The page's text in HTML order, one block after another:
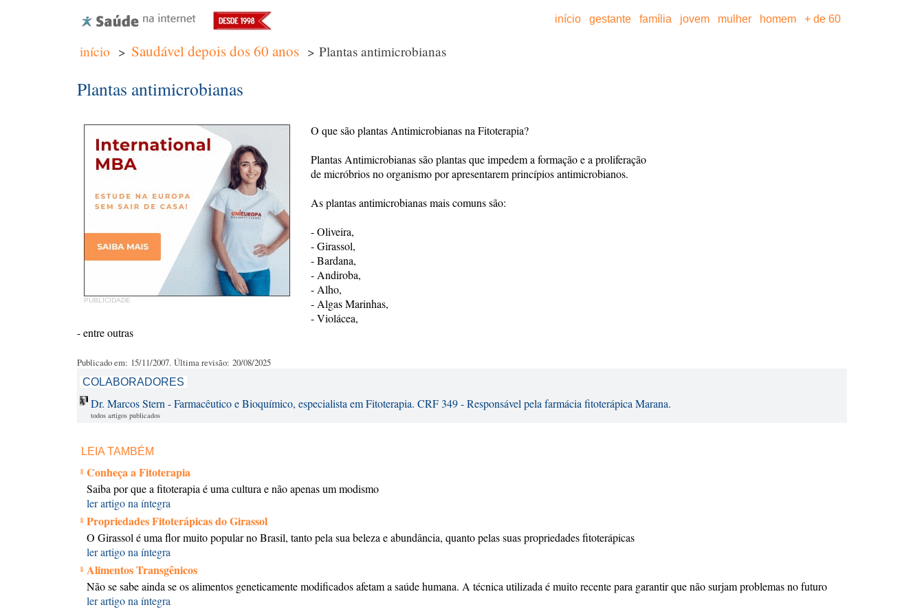
início gestante família jovem mulher homem + de 60
início > Saudável depois dos 60 anos > Plantas antimicrobianas
Plantas antimicrobianas
PUBLICIDADE
O que são plantas Antimicrobianas na Fitoterapia?
Plantas Antimicrobianas são plantas que impedem a formação e a proliferação
de micróbrios no organismo por apresentarem princípios antimicrobianos.
As plantas antimicrobianas mais comuns são:
- Oliveira,
- Girassol,
- Bardana,
- Andiroba,
- Alho,
- Algas Marinhas,
- Violácea,
- entre outras
Publicado em: 15/11/2007. Última revisão: 20/08/2025
COLABORADORES
Dr. Marcos Stern - Farmacêutico e Bioquímico, especialista em Fitoterapia. CRF 349 - Responsável pela farmácia fitoterápica Marana.
todos artigos publicados
LEIA TAMBÉM
Conheça a Fitoterapia
Saiba por que a fitoterapia é uma cultura e não apenas um modismo
ler artigo na íntegra
Propriedades Fitoterápicas do Girassol
O Girassol é uma flor muito popular no Brasil, tanto pela sua beleza e abundância, quanto pelas suas propriedades fitoterápicas
ler artigo na íntegra
Alimentos Transgênicos
Não se sabe ainda se os alimentos geneticamente modificados afetam a saúde humana. A técnica utilizada é muito recente para garantir que não surjam problemas no futuro
ler artigo na íntegra